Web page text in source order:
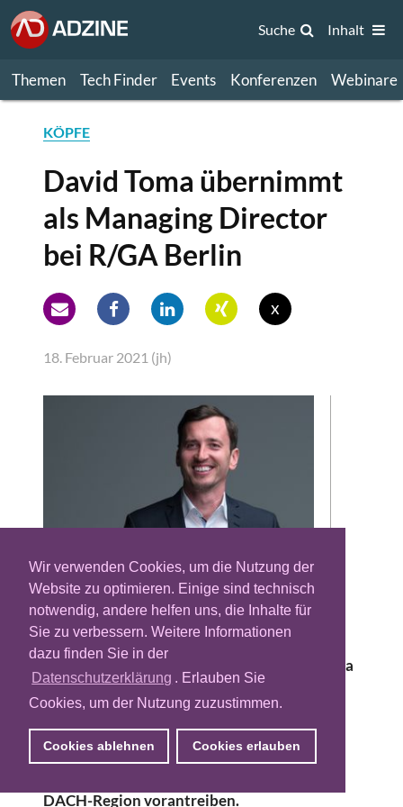
Wir verwenden Cookies, um die Nutzung der
Website zu optimieren. Einige sind technisch
notwendig, andere helfen uns, die Inhalte für
Sie zu verbessern. Weitere Informationen
dazu finden Sie in der
Datenschutzerklärung . Erlauben Sie
Cookies, um der Nutzung zuzustimmen.
Cookies ablehnen Cookies erlauben
Themen Tech Finder Events Konferenzen Webinare
Suche Inhalt
KÖPFE
David Toma übernimmt
als Managing Director
bei R/GA Berlin
x
18. Februar 2021 (jh)
Führungswechsel an der Spitze des Berliner
Büros von R/GA – wie die Kreativ- und Tech-
Agentur nun bekannt gab, wird David Toma
zum neuen Managing Director ernannt. Toma
übernimmt die Position von Sascha Martini,
der vier Jahre die Führung des Berliner
Standorts verantwortete. In seiner neuen
Rolle wird David Toma die globale
DACH-Region vorantreiben.